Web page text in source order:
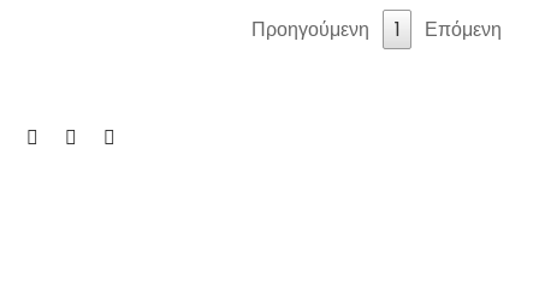
Προηγούμενη 1 Επόμενη